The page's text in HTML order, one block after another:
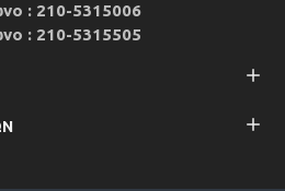
: 210-5315006
: 210-5315505